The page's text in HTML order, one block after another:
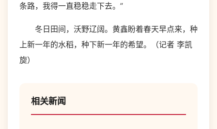
条路，我得一直稳稳走下去。”
冬日田间，沃野辽阔。黄鑫盼着春天早点来，种
上新一年的水稻，种下新一年的希望。（记者 李凯
旋）
相关新闻